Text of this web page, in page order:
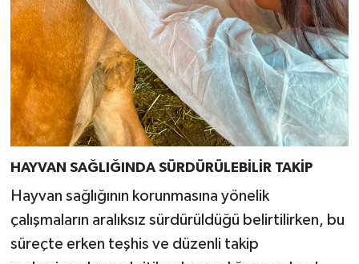
HAYVAN SAĞLIĞINDA SÜRDÜRÜLEBİLİR TAKİP
Hayvan sağlığının korunmasına yönelik
çalışmaların aralıksız sürdürüldüğü belirtilirken, bu
süreçte erken teşhis ve düzenli takip